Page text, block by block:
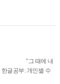
8절 "그 때에 내
글공부: 개인별 수